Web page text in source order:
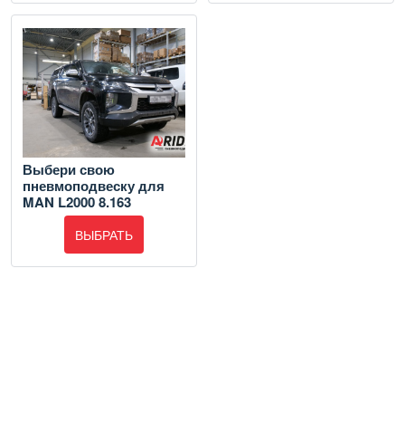
Выбери свою
пневмоподвеску для
MAN L2000 8.163
ВЫБРАТЬ